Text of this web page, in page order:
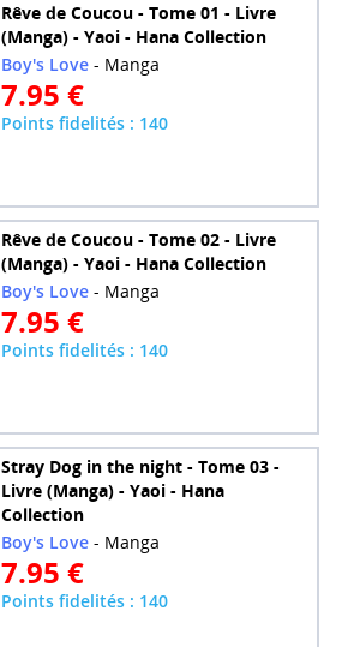
Rêve de Coucou - Tome 01 - Livre
(Manga) - Yaoi - Hana Collection
Boy's Love - Manga
7.95 €
Points fidelités : 140
Rêve de Coucou - Tome 02 - Livre
(Manga) - Yaoi - Hana Collection
Boy's Love - Manga
7.95 €
Points fidelités : 140
Stray Dog in the night - Tome 03 -
Livre (Manga) - Yaoi - Hana
Collection
Boy's Love - Manga
7.95 €
Points fidelités : 140